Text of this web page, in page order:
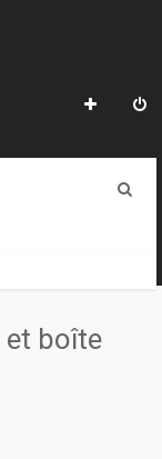
et boîte